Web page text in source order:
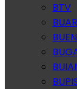
BTV